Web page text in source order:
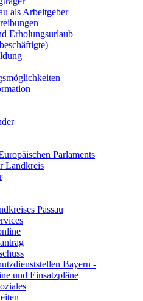
als Arbeitgeber
Erholungsurlaub
Parlaments
Landkreis
Passau
Bayern -
und Einsatzpläne